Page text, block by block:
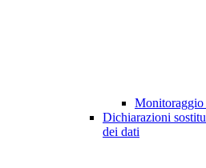
Monitoraggio
Dichiarazioni
dei dati